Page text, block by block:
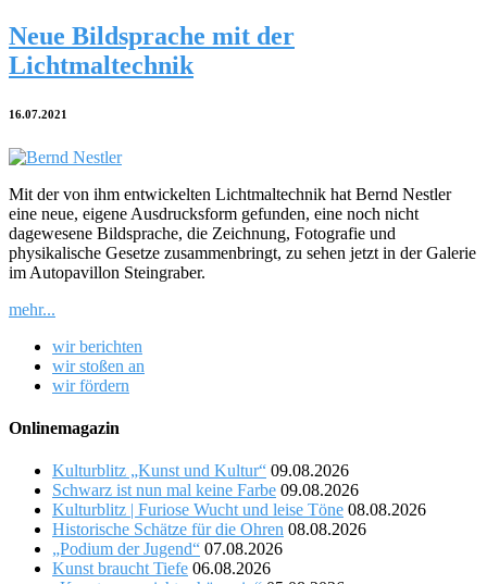
Neue Bildsprache mit der
Lichtmaltechnik
16.07.2021
Mit der von ihm entwickelten Lichtmaltechnik hat Bernd Nestler
eine neue, eigene Ausdrucksform gefunden, eine noch nicht
dagewesene Bildsprache, die Zeichnung, Fotografie und
physikalische Gesetze zusammenbringt, zu sehen jetzt in der Galerie
im Autopavillon Steingraber.
mehr...
wir berichten
wir stoßen an
wir fördern
Onlinemagazin
Kulturblitz „Kunst und Kultur“ 09.08.2026
Schwarz ist nun mal keine Farbe 09.08.2026
Kulturblitz | Furiose Wucht und leise Töne 08.08.2026
Historische Schätze für die Ohren 08.08.2026
„Podium der Jugend“ 07.08.2026
Kunst braucht Tiefe 06.08.2026